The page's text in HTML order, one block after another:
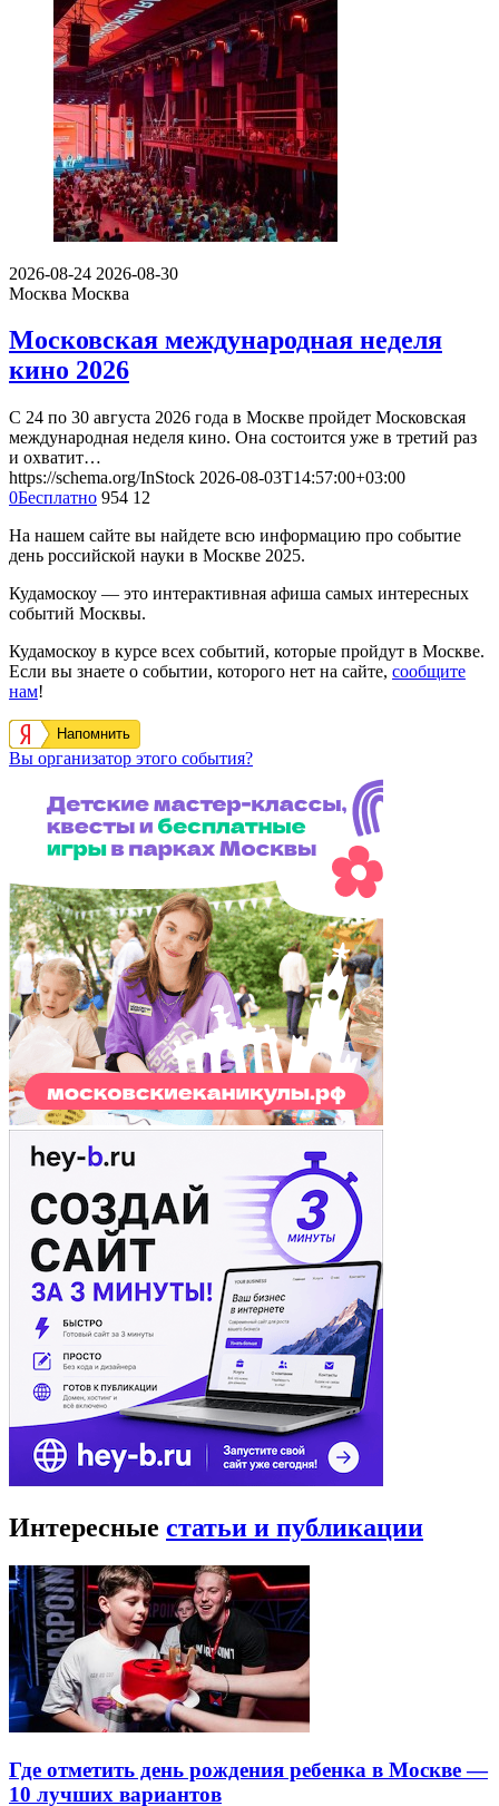
2026-08-24 2026-08-30
Москва Москва
Московская международная неделя
кино 2026
С 24 по 30 августа 2026 года в Москве пройдет Московская
международная неделя кино. Она состоится уже в третий раз
и охватит…
https://schema.org/InStock 2026-08-03T14:57:00+03:00
0Бесплатно 954 12
На нашем сайте вы найдете всю информацию про событие
день российской науки в Москве 2025.
Кудамоскоу — это интерактивная афиша самых интересных
событий Москвы.
Кудамоскоу в курсе всех событий, которые пройдут в Москве.
Если вы знаете о событии, которого нет на сайте, сообщите
нам!
Напомнить
Вы организатор этого события?
Интересные статьи и публикации
Где отметить день рождения ребенка в Москве —
10 лучших вариантов